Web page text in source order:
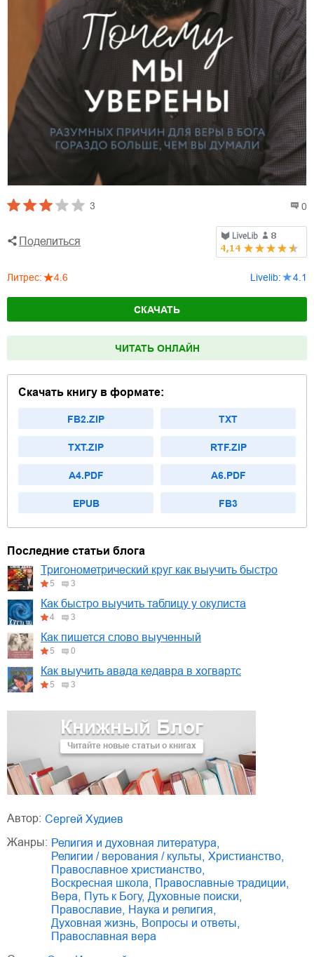
3 0
Поделиться
Литрес: 4.6 Livelib: 4.1
СКАЧАТЬ
ЧИТАТЬ ОНЛАЙН
Скачать книгу в формате:
FB2.ZIP TXT
TXT.ZIP RTF.ZIP
A4.PDF A6.PDF
EPUB FB3
Книжный Блог
Читайте новые статьи о книгах
Последние статьи блога
Тригонометрический круг как выучить быстро
5 3
Как быстро выучить таблицу у окулиста
4 3
Как пишется слово выученный
5 0
Как выучить авада кедавра в хогвартс
5 3
Автор:
Сергей Худиев
Жанры:
религия и духовная литература
религии / верования / культы
христианство
православное христианство
воскресная школа
православные традиции
вера
путь к Богу, духовные поиски
православие
наука и религия
духовная жизнь
вопросы и ответы
православная вера